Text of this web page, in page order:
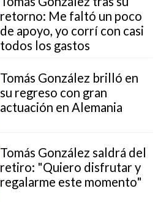
retorno: Me faltó un poco
de apoyo, yo corrí con casi
todos los gastos
Tomás González brilló en
su regreso con gran
actuación en Alemania
Tomás González saldrá del
retiro: "Quiero disfrutar y
regalarme este momento"